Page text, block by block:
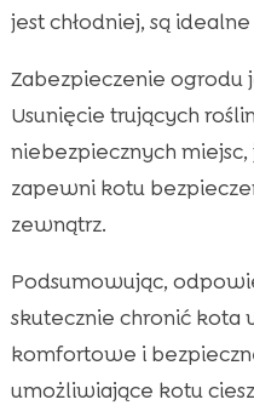
jest chłodniej, są
Zabezpieczenie ogrodu
Usunięcie trujących
niebezpiecznych
zapewni kotu
zewnątrz.
Podsumowując,
skutecznie chronić kota
komfortowe i
umożliwiające kotu